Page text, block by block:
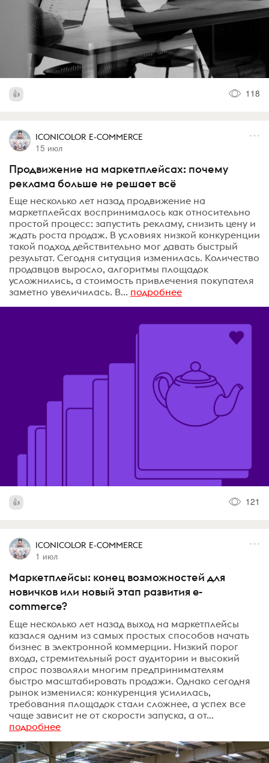
118
ICONICOLOR E-COMMERCE
15 июл
Продвижение на маркетплейсах: почему
реклама больше не решает всё
Еще несколько лет назад продвижение на
маркетплейсах воспринималось как относительно
простой процесс: запустить рекламу, снизить цену и
ждать роста продаж. В условиях низкой конкуренции
такой подход действительно мог давать быстрый
результат. Сегодня ситуация изменилась. Количество
продавцов выросло, алгоритмы площадок
усложнились, а стоимость привлечения покупателя
заметно увеличилась. В... подробнее
121
ICONICOLOR E-COMMERCE
1 июл
Маркетплейсы: конец возможностей для
новичков или новый этап развития e-
commerce?
Еще несколько лет назад выход на маркетплейсы
казался одним из самых простых способов начать
бизнес в электронной коммерции. Низкий порог
входа, стремительный рост аудитории и высокий
спрос позволяли многим предпринимателям
быстро масштабировать продажи. Однако сегодня
рынок изменился: конкуренция усилилась,
требования площадок стали сложнее, а успех все
чаще зависит не от скорости запуска, а от...
подробнее